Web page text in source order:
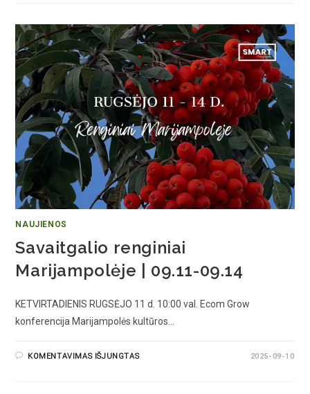
NAUJIENOS
Savaitgalio renginiai
Marijampolėje | 09.11-09.14
KETVIRTADIENIS RUGSĖJO 11 d. 10:00 val. Ecom Grow
konferencija Marijampolės kultūros…
KOMENTAVIMAS IŠJUNGTAS 2025-09-10